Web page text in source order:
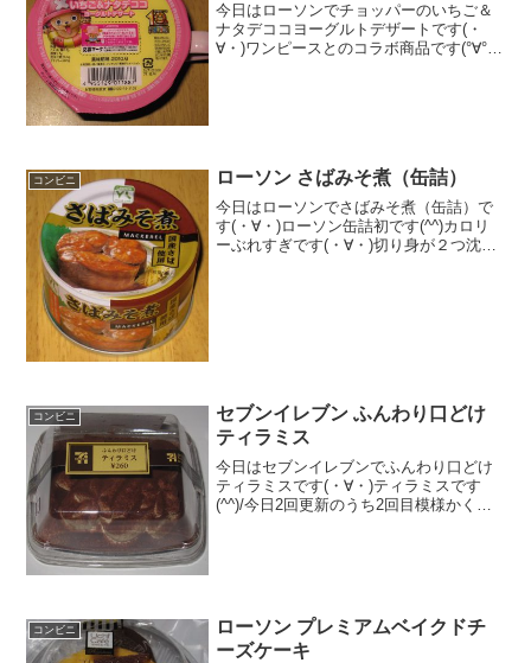
今日はローソンでチョッパーのいちご＆
ナタデココヨーグルトデザートです(・
∀・)ワンピースとのコラボ商品です(°∀°)b
コンビニ ローソン さばみそ煮（缶詰）
今日はローソンでさばみそ煮（缶詰）で
す(・∀・)ローソン缶詰初です(^^)カロリ
ーぶれすぎです(・∀・)切り身が２つ沈ん
コンビニ
セブンイレブン ふんわり口どけ
ティラミス
今日はセブンイレブンでふんわり口どけ
ティラミスです(・∀・)ティラミスです
(^^)/今日2回更新のうち2回目模様かくれ
コンビニ
ローソン プレミアムベイクドチ
ーズケーキ